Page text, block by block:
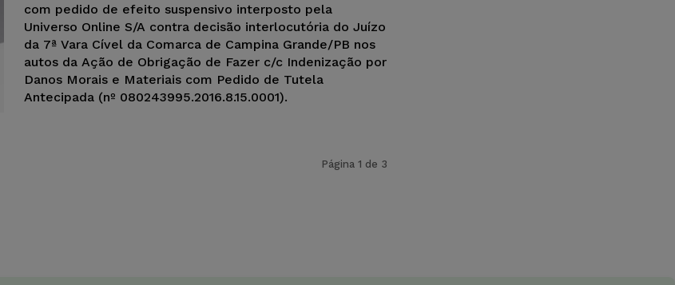
com pedido de efeito suspensivo interposto pela
Universo Online S/A contra decisão interlocutória do Juízo
da 7ª Vara Cível da Comarca de Campina Grande/PB nos
autos da Ação de Obrigação de Fazer c/c Indenização por
Danos Morais e Materiais com Pedido de Tutela
Antecipada (nº 0802439­95.2016.8.15.0001).
Página 1 de 3